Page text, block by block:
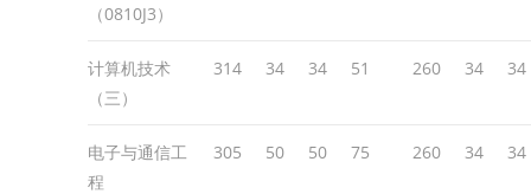
（0810J3）
计算机技术
（三）
314 34 34 51 260 34 34
电子与通信工
程
305 50 50 75 260 34 34